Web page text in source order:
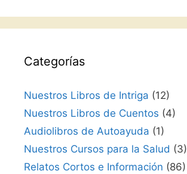
Categorías
Nuestros Libros de Intriga (12)
Nuestros Libros de Cuentos (4)
Audiolibros de Autoayuda (1)
Nuestros Cursos para la Salud (3)
Relatos Cortos e Información (86)